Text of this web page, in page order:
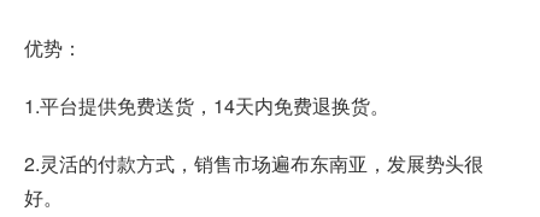
优势：
1.平台提供免费送货，14天内免费退换货。
2.灵活的付款方式，销售市场遍布东南亚，发展势头很
好。